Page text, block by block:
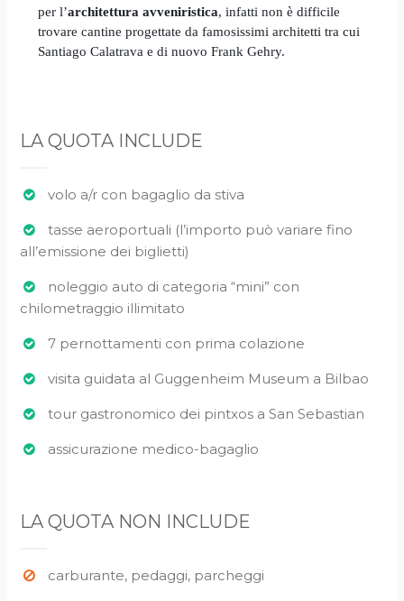
per l’architettura avveniristica, infatti non è difficile
trovare cantine progettate da famosissimi architetti tra cui
Santiago Calatrava e di nuovo Frank Gehry.
LA QUOTA INCLUDE
volo a/r con bagaglio da stiva
tasse aeroportuali (l’importo può variare fino
all’emissione dei biglietti)
noleggio auto di categoria “mini” con
chilometraggio illimitato
7 pernottamenti con prima colazione
visita guidata al Guggenheim Museum a Bilbao
tour gastronomico dei pintxos a San Sebastian
assicurazione medico-bagaglio
LA QUOTA NON INCLUDE
carburante, pedaggi, parcheggi